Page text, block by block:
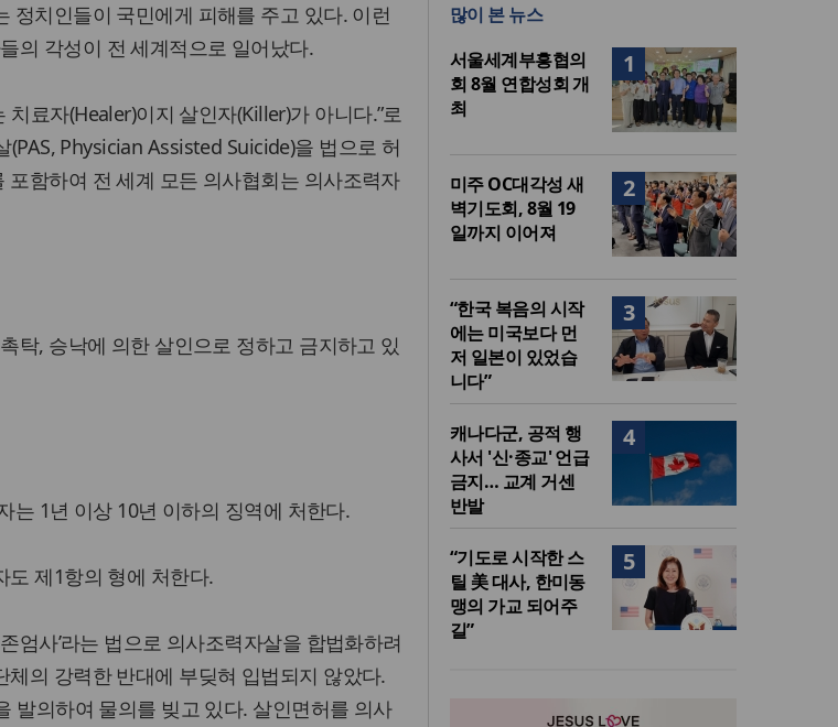
정치인들이 국민에게 피해를 주고 있다. 이런
의 각성이 전 세계적으로 일어났다.
료자(Healer)이지 살인자(Killer)가 아니다.”로
Physician Assisted Suicide)을 법으로 허
함하여 전 세계 모든 의사협회는 의사조력자
탁, 승낙에 의한 살인으로 정하고 금지하고 있
1년 이상 10년 이하의 징역에 처한다.
제1항의 형에 처한다.
엄사’라는 법으로 의사조력자살을 합법화하려
의 강력한 반대에 부딪혀 입법되지 않았다.
발의하여 물의를 빚고 있다. 살인면허를 의사
협력
다 먼저 일본이 있었습니다”
“기도로 시작한 스틸 美 대사,
한미동맹의 가교 되어주길”
많이 본 뉴스
1
서울세계부흥협의
회 8월 연합성회 개
최
2
미주 OC대각성 새
벽기도회, 8월 19
일까지 이어져
3
“한국 복음의 시작
에는 미국보다 먼
저 일본이 있었습
니다”
4
캐나다군, 공적 행
사서 '신·종교' 언급
금지… 교계 거센
반발
5
“기도로 시작한 스
틸 美 대사, 한미동
맹의 가교 되어주
길”